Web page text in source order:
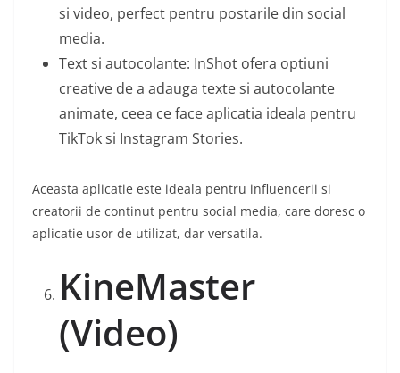
si video, perfect pentru postarile din social
media.
Text si autocolante: InShot ofera optiuni
creative de a adauga texte si autocolante
animate, ceea ce face aplicatia ideala pentru
TikTok si Instagram Stories.
Aceasta aplicatie este ideala pentru influencerii si
creatorii de continut pentru social media, care doresc o
aplicatie usor de utilizat, dar versatila.
KineMaster
(Video)